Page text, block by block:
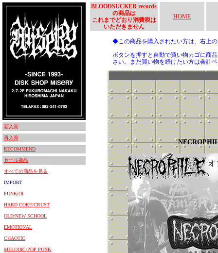
新入荷
再入荷
RECOMMEND
セール商品
すべての商品を見る
IMPORT
PUNK/OI
HARD CORE/CRUST
OLD/NEW SCHOOL
EMOTIONAL
CHAOTIC
MELODIC/POP PUNK
BLOODSUCKER records
の商品は
これまでどおり消費税は
いただきません
HOME
◆この商品を購入されたい方は、右上
ボタンを押すと自動で買い物カゴに商
さい。まだ買い物を続けたい方は会計